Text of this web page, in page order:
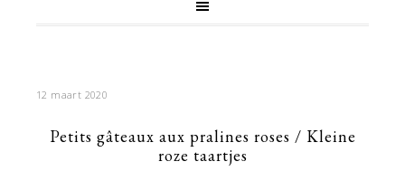
12 maart 2020
Petits gâteaux aux pralines roses / Kleine
roze taartjes